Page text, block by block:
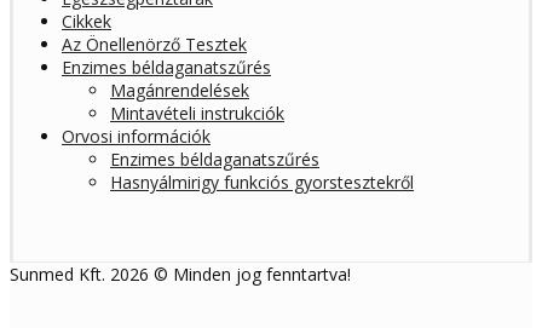
Cikkek
Az Önellenörző Tesztek
Enzimes béldaganatszűrés
Magánrendelések
Mintavételi instrukciók
Orvosi információk
Enzimes béldaganatszűrés
Hasnyálmirigy funkciós gyorstesztekről
Sunmed Kft. 2026 © Minden jog fenntartva!